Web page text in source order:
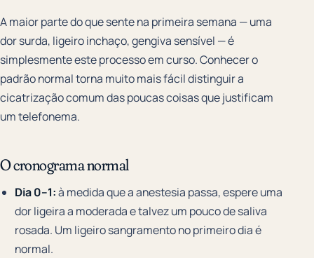
A maior parte do que sente na primeira semana — uma
dor surda, ligeiro inchaço, gengiva sensível — é
simplesmente este processo em curso. Conhecer o
padrão normal torna muito mais fácil distinguir a
cicatrização comum das poucas coisas que justificam
um telefonema.
O cronograma normal
Dia 0–1:à medida que a anestesia passa, espere uma
dor ligeira a moderada e talvez um pouco de saliva
rosada. Um ligeiro sangramento no primeiro dia é
normal.